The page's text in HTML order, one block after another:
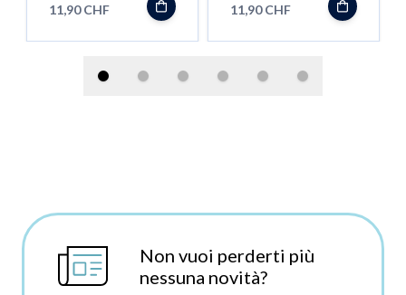
11,90 CHF 11,90 CHF
Non vuoi perderti più
nessuna novità?